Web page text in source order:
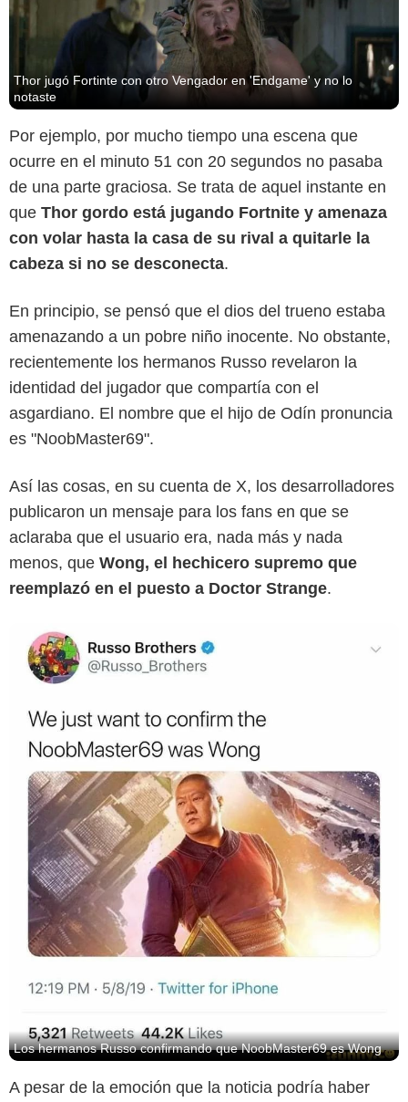
Thor jugó Fortinte con otro Vengador en 'Endgame' y no lo
notaste
Por ejemplo, por mucho tiempo una escena que
ocurre en el minuto 51 con 20 segundos no pasaba
de una parte graciosa. Se trata de aquel instante en
que Thor gordo está jugando Fortnite y amenaza
con volar hasta la casa de su rival a quitarle la
cabeza si no se desconecta.
En principio, se pensó que el dios del trueno estaba
amenazando a un pobre niño inocente. No obstante,
recientemente los hermanos Russo revelaron la
identidad del jugador que compartía con el
asgardiano. El nombre que el hijo de Odín pronuncia
es "NoobMaster69".
Así las cosas, en su cuenta de X, los desarrolladores
publicaron un mensaje para los fans en que se
aclaraba que el usuario era, nada más y nada
menos, que Wong, el hechicero supremo que
reemplazó en el puesto a Doctor Strange.
X/@Russo_Brothers
Los hermanos Russo confirmando que NoobMaster69 es Wong
A pesar de la emoción que la noticia podría haber